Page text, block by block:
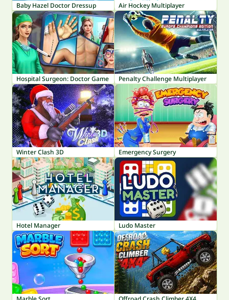
Baby Hazel Doctor Dressup Air Hockey Multiplayer
Hospital Surgeon: Doctor Game Penalty Challenge Multiplayer
Winter Clash 3D Emergency Surgery
Hotel Manager Ludo Master